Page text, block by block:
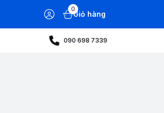
0
Giỏ hàng
090 698 7339